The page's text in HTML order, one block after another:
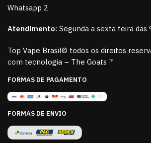
Whatsapp 2
Atendimento: Segunda a sexta feira das
Top Vape Brasil© todos os direitos
com tecnologia – The Goats ™
FORMAS DE PAGAMENTO
FORMAS DE ENVIO